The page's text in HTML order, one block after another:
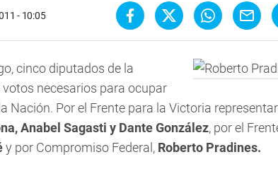
- 10:05
cinco diputados de la
necesarios para ocupar
Nación. Por el Frente para la Victoria
Anabel Sagasti y Dante González, por el
y por Compromiso Federal, Roberto Pradines.